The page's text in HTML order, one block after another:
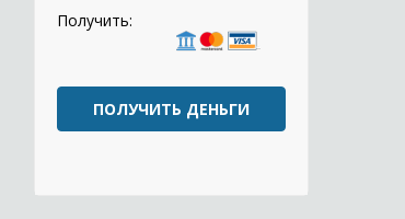
Получить:
ПОЛУЧИТЬ ДЕНЬГИ